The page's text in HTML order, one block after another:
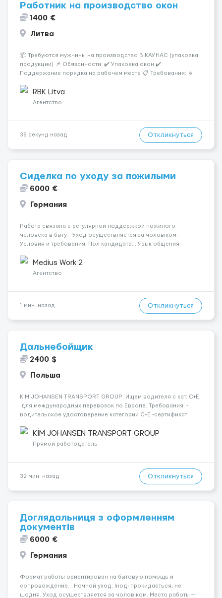
Работник на производство окон
1400 €
Литва
📦 Требуются мужчины на производство В КАУНАС (упаковка
продукции) 📌 Обязанности: ✔️ Упаковка окон ✔️
Поддержание порядка на рабочем месте 📋 Требования: 🔹
Условия работы: 🕐 График: 5/2, по 8–10 часов 💶 Оплата: 7 €
RBK Litva
Агентство
39 секунд назад Откликнуться
Сиделка по уходу за пожилыми
6000 €
Германия
Работа связана с регулярной поддержкой пожилого
человека в быту. Уход осуществляется за чоловіком.
Условия и требования: Пол кандидата: . Язык общения:
одно. Номер вакансии: 9999 ...
Medius Work 2
Агентство
1 мин. назад Откликнуться
Дальнебойщик
2400 $
Польша
KIM JOHANSEN TRANSPORT GROUP: Ищем водителя с кат. С+Е
для международных перевозок по Европе. Требования: -
водительское удостоверение категории C+E -сертификат
опыт работы водителем грузовика Наша компания мож...
KİM JOHANSEN TRANSPORT GROUP
Прямой работодатель
32 мин. назад Откликнуться
Доглядальниця з оформленням
документів
6000 €
Германия
Формат работы ориентирован на бытовую помощь и
сопровождение. Ночной уход: Іноді прокидається, не
щодня. Уход осуществляется за чоловіком. Место работы —